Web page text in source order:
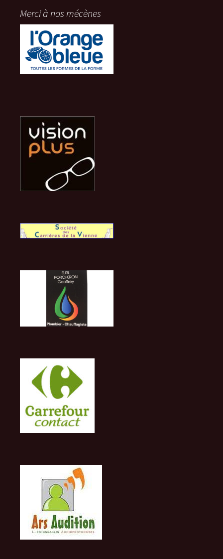
Merci à nos mécènes